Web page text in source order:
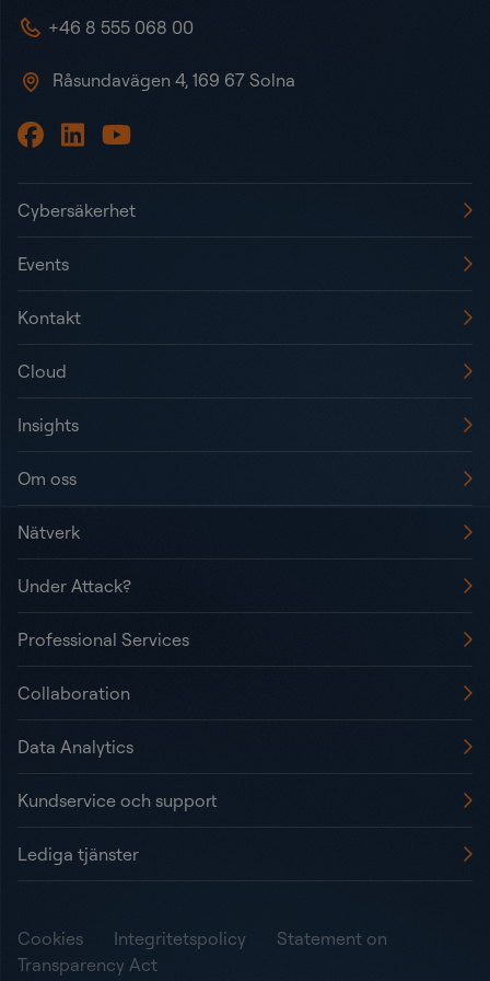
+46 8 555 068 00
Råsundavägen 4, 169 67 Solna
Cybersäkerhet
Events
Kontakt
Cloud
Insights
Om oss
Nätverk
Under Attack?
Professional Services
Collaboration
Data Analytics
Kundservice och support
Lediga tjänster
Cookies Integritetspolicy
Statement on
Transparency Act